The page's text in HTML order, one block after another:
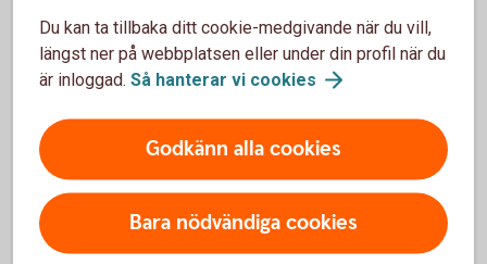
I nationella ID-kortet sitter chipet här.
Du kan ta tillbaka ditt cookie-medgivande när du vill,
längst ner på webbplatsen eller under din profil när du
är inloggad. Så hanterar vi cookies
Godkänn alla cookies
Bara nödvändiga cookies